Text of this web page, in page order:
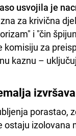
usvojila je
za krivična
i "čin
komisiju za
kaznu –
porastao,
ostaju izolovana